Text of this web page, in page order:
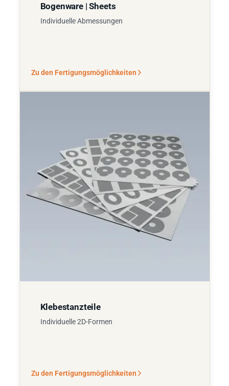
Bogenware | Sheets
Individuelle Abmessungen
Zu den Fertigungsmöglichkeiten
Klebestanzteile
Individuelle 2D-Formen
Zu den Fertigungsmöglichkeiten